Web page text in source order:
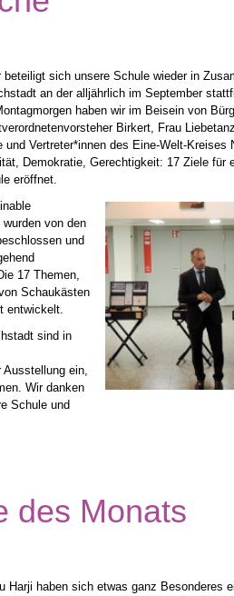
sich unsere Schule wieder in
an der alljährlich im September
haben wir im Beisein von
Birkert, Frau
und Vertreter*innen des Eine-Welt-Kreises
Demokratie, Gerechtigkeit: 17 Ziele für
eröffnet.
von den
und
17 Themen,
Schaukästen
entwickelt.
sind in
Ausstellung ein,
Wir danken
Schule und
des Monats
Harji haben sich etwas ganz Besonderes